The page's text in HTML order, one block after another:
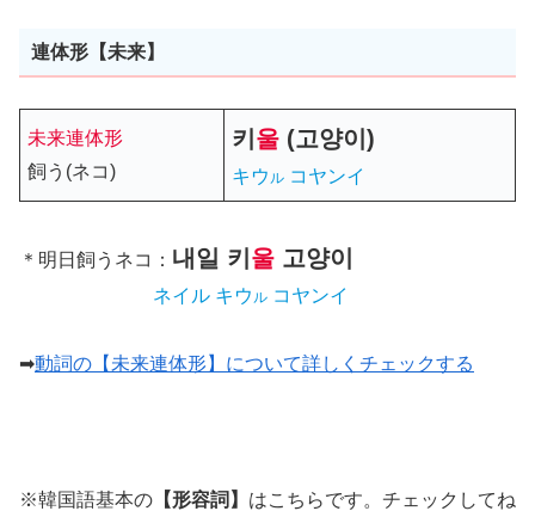
連体形【未来】
未来連体形
飼う(ネコ)
키 울 (고양이)
キウ ル コヤンイ
＊明日飼うネコ： 내일 키 울 고양이
ネイル キウ ル コヤンイ
➡動詞の【未来連体形】について詳しくチェックする
※韓国語基本の 【形容詞】 はこちらです。チェックしてね